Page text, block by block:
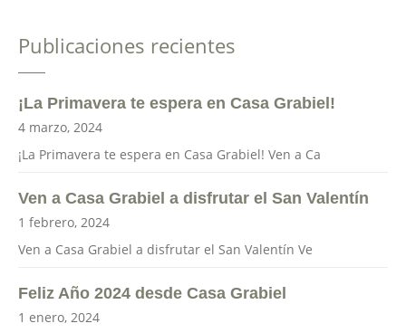
Publicaciones recientes
¡La Primavera te espera en Casa Grabiel!
4 marzo, 2024
¡La Primavera te espera en Casa Grabiel! Ven a Ca
Ven a Casa Grabiel a disfrutar el San Valentín
1 febrero, 2024
Ven a Casa Grabiel a disfrutar el San Valentín Ve
Feliz Año 2024 desde Casa Grabiel
1 enero, 2024